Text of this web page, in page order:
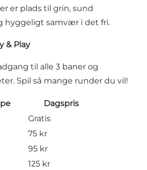
er plads til grin, sund
hyggeligt samvær i det fri.
& Play
til alle 3 baner og
Spil så mange runder du vil!
Dagspris
Gratis
75 kr
95 kr
125 kr